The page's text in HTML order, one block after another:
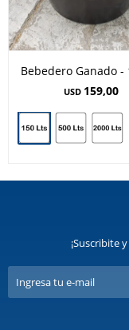
Bebedero Ganado -
USD 159,00
¡Suscribite